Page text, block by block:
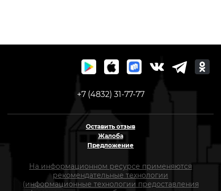
+7 (4832) 31-77-77
Оставить отзыв
Жалоба
Предложение
На информационном ресурсе применяются
рекомендательные технологии
(информационные технологии предоставления